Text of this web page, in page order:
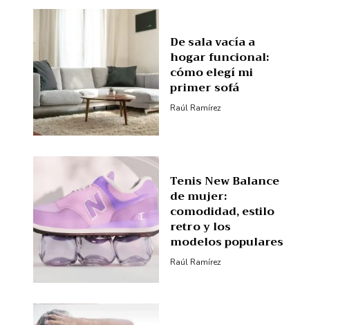
De sala vacía a
hogar funcional:
cómo elegí mi
primer sofá
Raúl Ramírez
Tenis New Balance
de mujer:
comodidad, estilo
retro y los
modelos populares
Raúl Ramírez